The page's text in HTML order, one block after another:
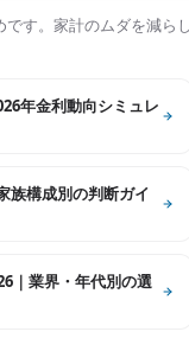
す。家計のムダを減ら
年金利動向シミュレ
族構成別の判断ガイ
｜業界・年代別の選